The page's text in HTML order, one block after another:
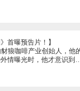
首曝预告片！】
狼咖啡产业创始人，他
情曝光时，他才意识到